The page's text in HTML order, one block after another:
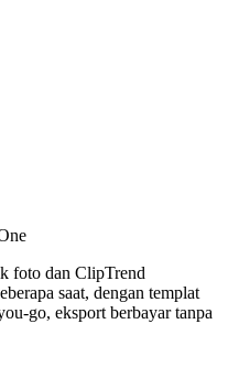
foto dan ClipTrend
saat, dengan templat
go, eksport berbayar tanpa